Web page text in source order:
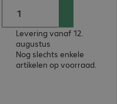
Levering vanaf 12.
augustus
Nog slechts enkele
artikelen op voorraad.